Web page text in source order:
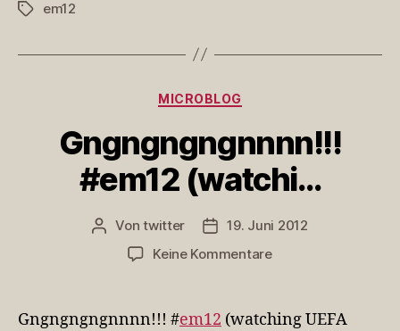
Schlagwörter
em12
Kategorien
MICROBLOG
Gngngngngnnnn!!!
#em12 (watchi…
Beitragsautor
Vontwitter Veröffentlichungsdatum
19. Juni 2012
Keine Kommentarezu
(watchi…
Gngngngngnnnn!!! #em12 (watching UEFA